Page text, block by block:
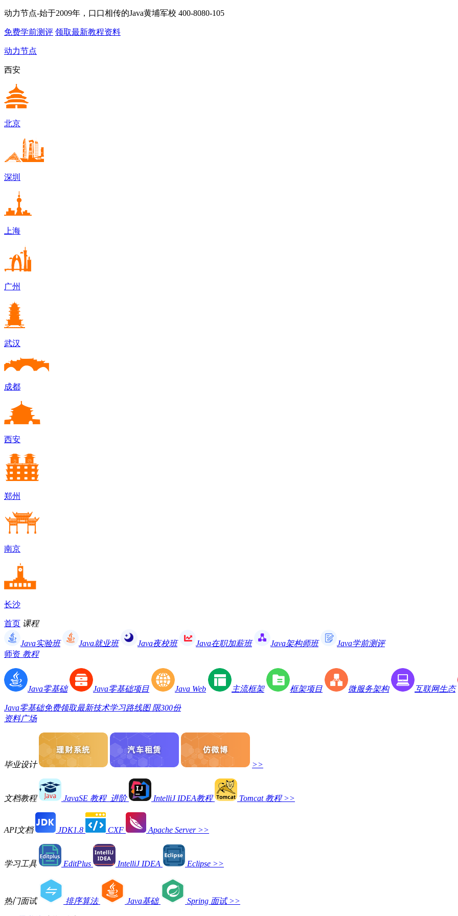
动力节点-始于2009年，口口相传的Java黄埔军校 400-8080-105
免费学前测评 领取最新教程资料
动力节点
西安
北京
深圳
上海
广州
武汉
成都
西安
郑州
南京
长沙
首页 课程
Java实验班 Java就业班 Java夜校班 Java在职加薪班 Java架构师班
Java学前测评
师资 教程
Java零基础 Java零基础项目 Java Web 主流框架 框架项目 微服务架构 互联网生态
Java零基础免费领取最新技术学习路线图 限300份
资料广场
毕业设计 >>
文档教程 JavaSE 教程_进阶 IntelliJ IDEA教程 Tomcat 教程 >>
API文档 JDK1.8 CXF Apache Server >>
学习工具 EditPlus IntelliJ IDEA Eclipse >>
热门面试 排序算法 Java基础 Spring 面试 >>